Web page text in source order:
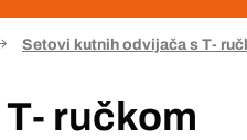
Setovi kutnih odvijača s T-
ručkom